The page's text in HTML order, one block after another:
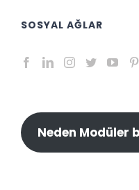
SOSYAL AĞLAR
Neden Modüler